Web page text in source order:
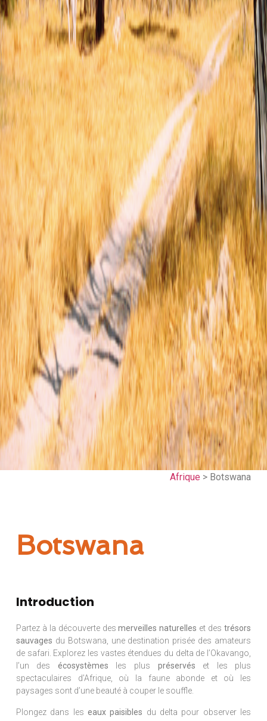
Afrique > Botswana
Botswana
Introduction
Partez à la découverte desmerveilles naturelles et destrésors
sauvages du Botswana, une destination prisée des amateurs
de safari. Explorez les vastes étendues du delta de l’Okavango,
l’un des écosystèmes les plus préservés et les plus
spectaculaires d’Afrique, où la faune abonde et où les
paysages sont d’une beauté à couper le souffle.
Plongez dans les eaux paisibles du delta pour observer les